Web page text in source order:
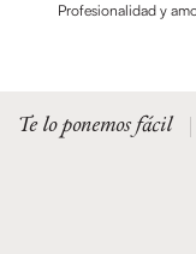
Profesionalidad y
Te lo ponemos fácil